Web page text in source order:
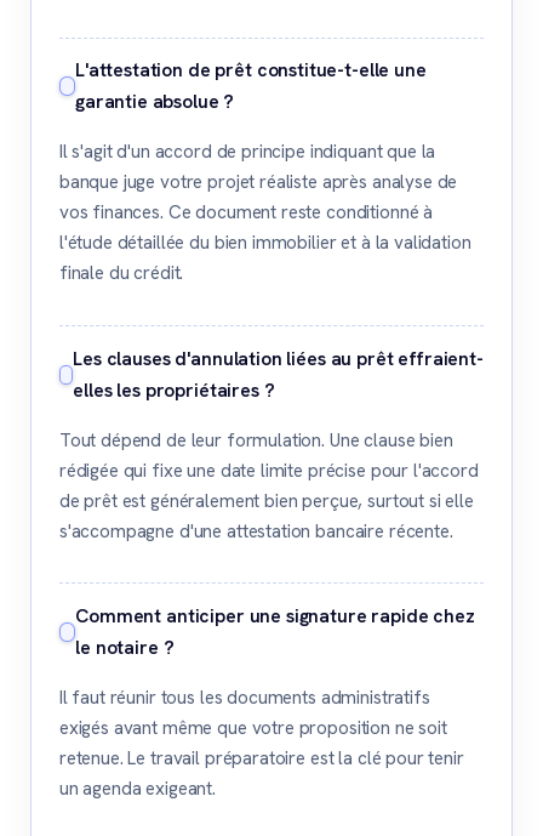
L'attestation de prêt constitue-t-elle une
garantie absolue ?
Il s'agit d'un accord de principe indiquant que la
banque juge votre projet réaliste après analyse de
vos finances. Ce document reste conditionné à
l'étude détaillée du bien immobilier et à la validation
finale du crédit.
Les clauses d'annulation liées au prêt effraient-
elles les propriétaires ?
Tout dépend de leur formulation. Une clause bien
rédigée qui fixe une date limite précise pour l'accord
de prêt est généralement bien perçue, surtout si elle
s'accompagne d'une attestation bancaire récente.
Comment anticiper une signature rapide chez
le notaire ?
Il faut réunir tous les documents administratifs
exigés avant même que votre proposition ne soit
retenue. Le travail préparatoire est la clé pour tenir
un agenda exigeant.